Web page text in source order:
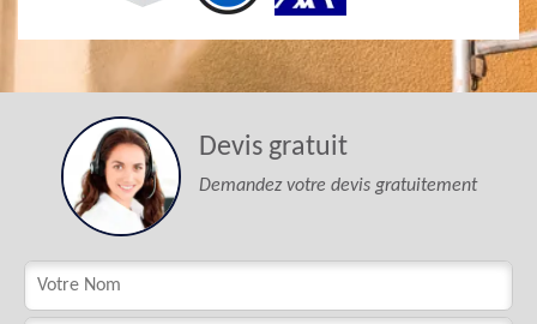
Devis gratuit
Demandez votre devis gratuitement